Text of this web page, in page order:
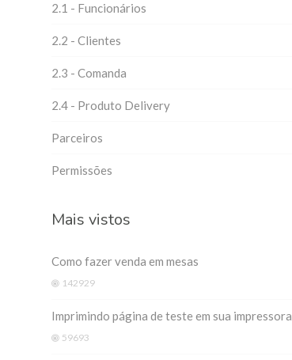
2.1 - Funcionários
2.2 - Clientes
2.3 - Comanda
2.4 - Produto Delivery
Parceiros
Permissões
Mais vistos
Como fazer venda em mesas
142929
Imprimindo página de teste em sua impressora
59693